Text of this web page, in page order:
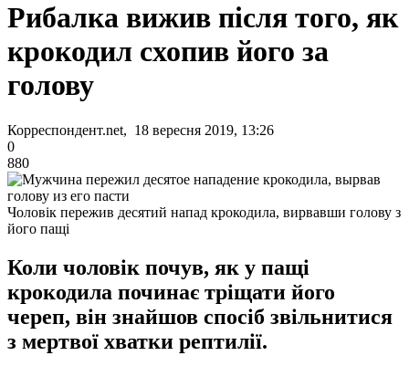
Рибалка вижив після того, як
крокодил схопив його за
голову
Корреспондент.net, 18 вересня 2019, 13:26
0
880
Чоловік пережив десятий напад крокодила, вирвавши голову з
його пащі
Коли чоловік почув, як у пащі
крокодила починає тріщати його
череп, він знайшов спосіб звільнитися
з мертвої хватки рептилії.